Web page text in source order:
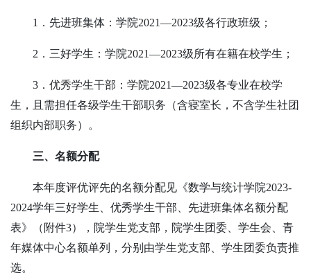
1．先进班集体：学院2021—2023级各行政班级；
2．三好学生：学院2021—2023级所有在籍在校学生；
3．优秀学生干部： 学院2021—2023级各专业在校学
生，且需担任各级学生干部职务（含寝室长，不含学生社团
组织内部职务）。
三、名额分配
本年度评优评先的名额分配见《数学与统计学院2023-
2024学年三好学生、优秀学生干部、先进班集体名额分配
表》（附件3），院学生党支部，院学生团委、学生会、青
年媒体中心名额单列，分别由学生党支部、学生团委负责推
选。